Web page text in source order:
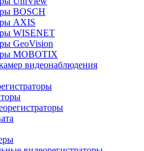
BOSCH
AXIS
WISENET
GeoVision
MOBOTIX
видеонаблюдения